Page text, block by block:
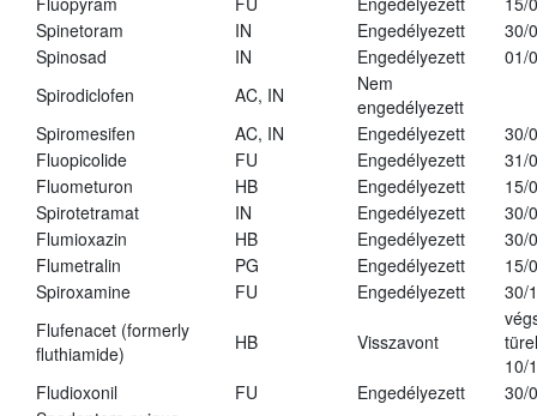
Spinetoram
IN Engedélyezett
30/
Spinosad
IN Engedélyezett
01/
Spirodiclofen
AC, IN
Nem
engedélyezett
Spiromesifen
AC, IN Engedélyezett
30/
Fluopicolide
FU Engedélyezett
31/
Fluometuron
HB Engedélyezett
15/
Spirotetramat
IN Engedélyezett
30/
Flumioxazin
HB Engedélyezett
30/
Flumetralin
PG Engedélyezett
15/
Spiroxamine
FU Engedélyezett
30/
Flufenacet (formerly
fluthiamide)
HB Visszavont
10/
Fludioxonil
FU Engedélyezett
30/